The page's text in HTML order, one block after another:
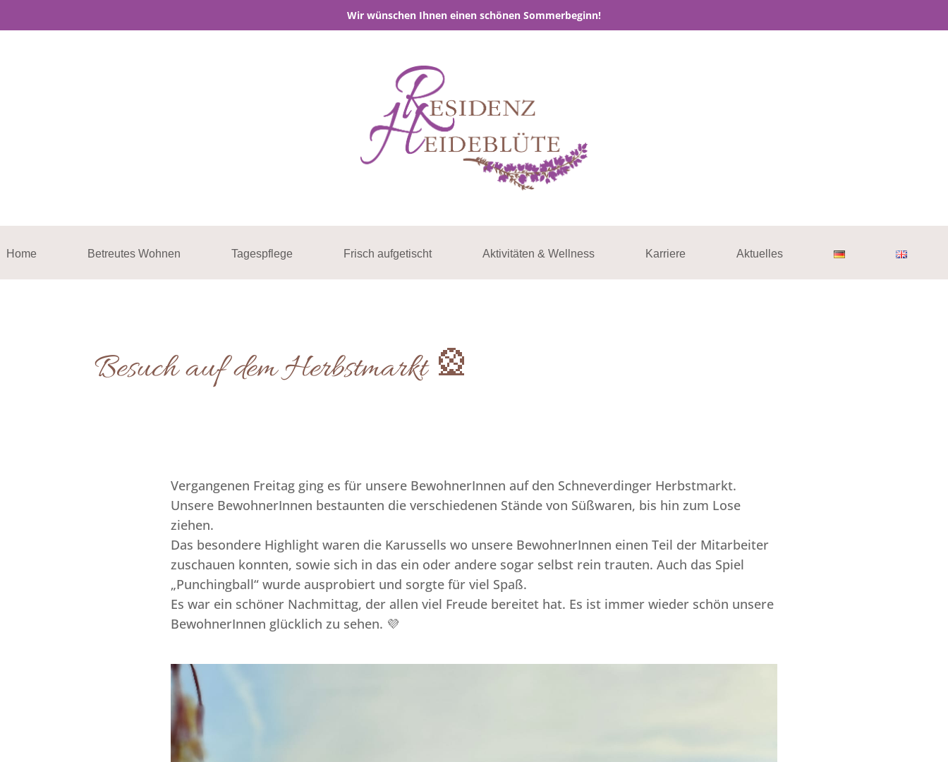
Wir wünschen Ihnen einen schönen Sommerbeginn!
Home Betreutes Wohnen Tagespflege Frisch aufgetischt Aktivitäten & Wellness Karriere Aktuelles
Besuch auf dem Herbstmarkt 🎡
Vergangenen Freitag ging es für unsere BewohnerInnen auf den Schneverdinger Herbstmarkt.
Unsere BewohnerInnen bestaunten die verschiedenen Stände von Süßwaren, bis hin zum Lose
ziehen.
Das besondere Highlight waren die Karussells wo unsere BewohnerInnen einen Teil der Mitarbeiter
zuschauen konnten, sowie sich in das ein oder andere sogar selbst rein trauten. Auch das Spiel
„Punchingball“ wurde ausprobiert und sorgte für viel Spaß.
Es war ein schöner Nachmittag, der allen viel Freude bereitet hat. Es ist immer wieder schön unsere
BewohnerInnen glücklich zu sehen. 💜